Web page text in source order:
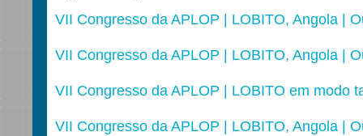
VII Congresso da APLOP | LOBITO, Angola |
VII Congresso da APLOP | LOBITO, Angola |
VII Congresso da APLOP | LOBITO em modo
VII Congresso da APLOP | LOBITO, Angola |